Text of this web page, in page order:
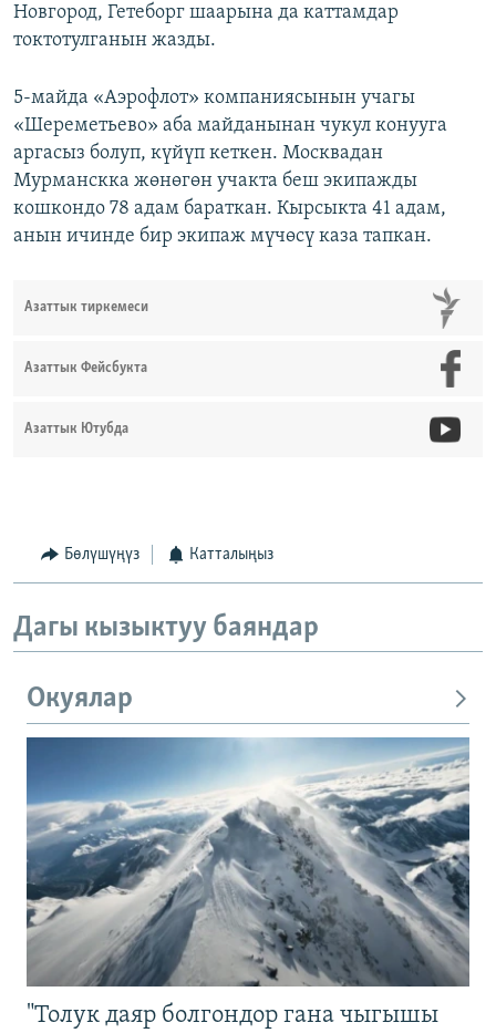
Новгород, Гетеборг шаарына да каттамдар
токтотулганын жазды.
5-майда «Аэрофлот» компаниясынын учагы
«Шереметьево» аба майданынан чукул конууга
аргасыз болуп, күйүп кеткен. Москвадан
Мурманскка жөнөгөн учакта беш экипажды
кошкондо 78 адам бараткан. Кырсыкта 41 адам,
анын ичинде бир экипаж мүчөсү каза тапкан.
Азаттык тиркемеси
Азаттык Фейсбукта
Азаттык Ютубда
Бөлүшүңүз Катталыңыз
Дагы кызыктуу баяндар
Окуялар
"Толук даяр болгондор гана чыгышы